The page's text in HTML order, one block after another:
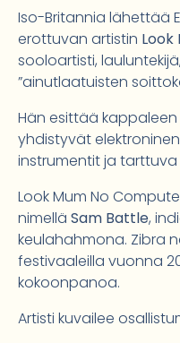
Iso-Britannia lähettää
erottuvan artistin
sooloartisti,
”ainutlaatuisten
Hän esittää kappaleen
yhdistyvät
instrumentit ja tarttuva
Look Mum No
nimellä Sam Battle,
keulahahmona. Zibra
festivaaleilla vuonna
kokoonpanoa.
Artisti kuvailee